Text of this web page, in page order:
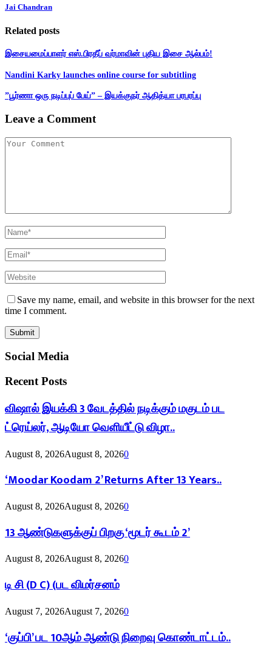
Jai Chandran
Related posts
இசையமைப்பாளர் எஸ்.பிரதீப் வர்மாவின் புதிய இசை ஆல்பம்!
Nandini Karky launches online course for subtitling
”பூர்ணா ஒரு நடிப்புப் பேய்” – இயக்குநர் ஆதித்யா பரபரப்பு
Leave a Comment
Save my name, email, and website in this browser for the next
time I comment.
Social Media
Recent Posts
விஷால் இயக்கி 3 வேடத்தில் நடிக்கும் மகுடம் பட
ட்ரெய்லர், ஆடியோ வெளியீட்டு விழா..
August 8, 2026August 8, 20260
‘Moodar Koodam 2’ Returns After 13 Years..
August 8, 2026August 8, 20260
13 ஆண்டுகளுக்குப் பிறகு ‘மூடர் கூடம் 2’
August 8, 2026August 8, 20260
டி சி (D C) (பட விமர்சனம்
August 7, 2026August 7, 20260
‘குப்பி’ பட 10ஆம் ஆண்டு நிறைவு கொண்டாட்டம்..